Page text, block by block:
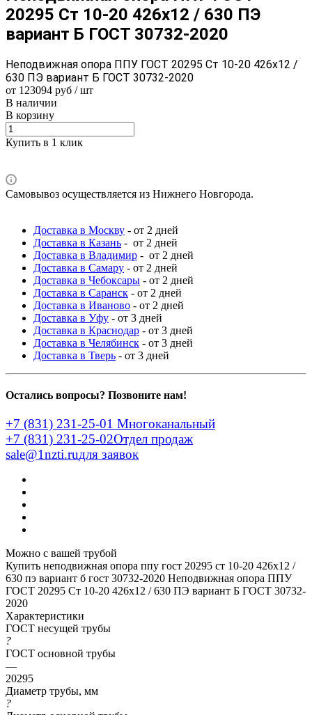
20295 Ст 10-20 426x12 / 630 ПЭ
вариант Б ГОСТ 30732-2020
Неподвижная опора ППУ ГОСТ 20295 Ст 10-20 426x12 /
630 ПЭ вариант Б ГОСТ 30732-2020
от 123094 руб / шт
В наличии
В корзину
Купить в 1 клик
Самовывоз осуществляется из Нижнего Новгорода.
Доставка в Москву - от 2 дней
Доставка в Казань - от 2 дней
Доставка в Владимир - от 2 дней
Доставка в Самару - от 2 дней
Доставка в Чебоксары - от 2 дней
Доставка в Саранск - от 2 дней
Доставка в Иваново - от 2 дней
Доставка в Уфу - от 3 дней
Доставка в Краснодар - от 3 дней
Доставка в Челябинск - от 3 дней
Доставка в Тверь - от 3 дней
Остались вопросы? Позвоните нам!
+7 (831) 231-25-01 Многоканальный
+7 (831) 231-25-02Отдел продаж
sale@1nzti.ruдля заявок
Можно с вашей трубой
Купить неподвижная опора ппу гост 20295 ст 10-20 426x12 /
630 пэ вариант б гост 30732-2020 Неподвижная опора ППУ
ГОСТ 20295 Ст 10-20 426x12 / 630 ПЭ вариант Б ГОСТ 30732-
2020
Характеристики
ГОСТ несущей трубы
?
ГОСТ основной трубы
—
20295
Диаметр трубы, мм
?